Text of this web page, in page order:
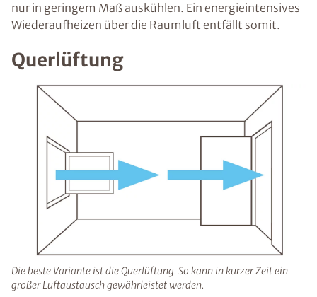
nur in geringem Maß auskühlen. Ein energieintensives
Wiederaufheizen über die Raumluft entfällt somit.
Querlüftung
Die beste Variante ist die Querlüftung. So kann in kurzer Zeit ein
großer Luftaustausch gewährleistet werden.